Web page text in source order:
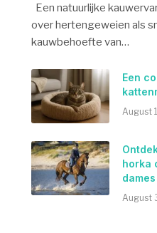
Een natuurlijke
over hertengeweien als
kauwbehoefte van…
Een
August
horka
dames
August